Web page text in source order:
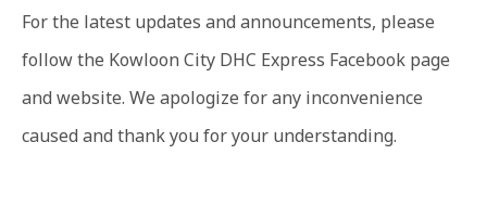
For the latest updates and announcements, please
follow the Kowloon City DHC Express Facebook page
and website. We apologize for any inconvenience
caused and thank you for your understanding.